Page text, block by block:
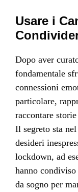
Usare i
Dopo aver
fondamentale
connessioni
particolare,
raccontare
Il segreto sta
desideri
lockdown, ad
hanno
da sogno per